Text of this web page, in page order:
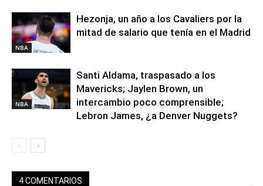
NBA
Hezonja, un año a los Cavaliers por la
mitad de salario que tenía en el Madrid
NBA
Santi Aldama, traspasado a los
Mavericks; Jaylen Brown, un
intercambio poco comprensible;
Lebron James, ¿a Denver Nuggets?
4 COMENTARIOS